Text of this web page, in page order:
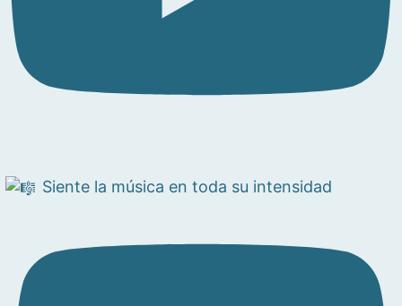
Siente la música en toda su intensidad